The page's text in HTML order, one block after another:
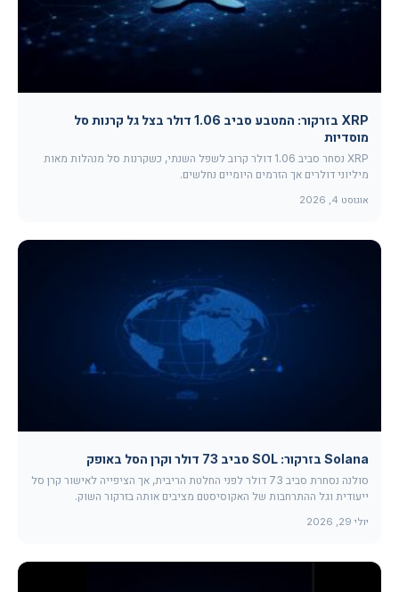
XRP בזרקור: המטבע סביב 1.06 דולר בצל גל קרנות סל
מוסדיות
XRP נסחר סביב 1.06 דולר קרוב לשפל השנתי, כשקרנות סל מנהלות מאות
מיליוני דולרים אך הזרמים היומיים נחלשים.
אוגוסט 4, 2026
Solana בזרקור: SOL סביב 73 דולר וקרן הסל באופק
סולנה נסחרת סביב 73 דולר לפני החלטת הריבית, אך הציפייה לאישור קרן סל
ייעודית וגל ההתרחבות של האקוסיסטם מציבים אותה בזרקור השוק.
יולי 29, 2026